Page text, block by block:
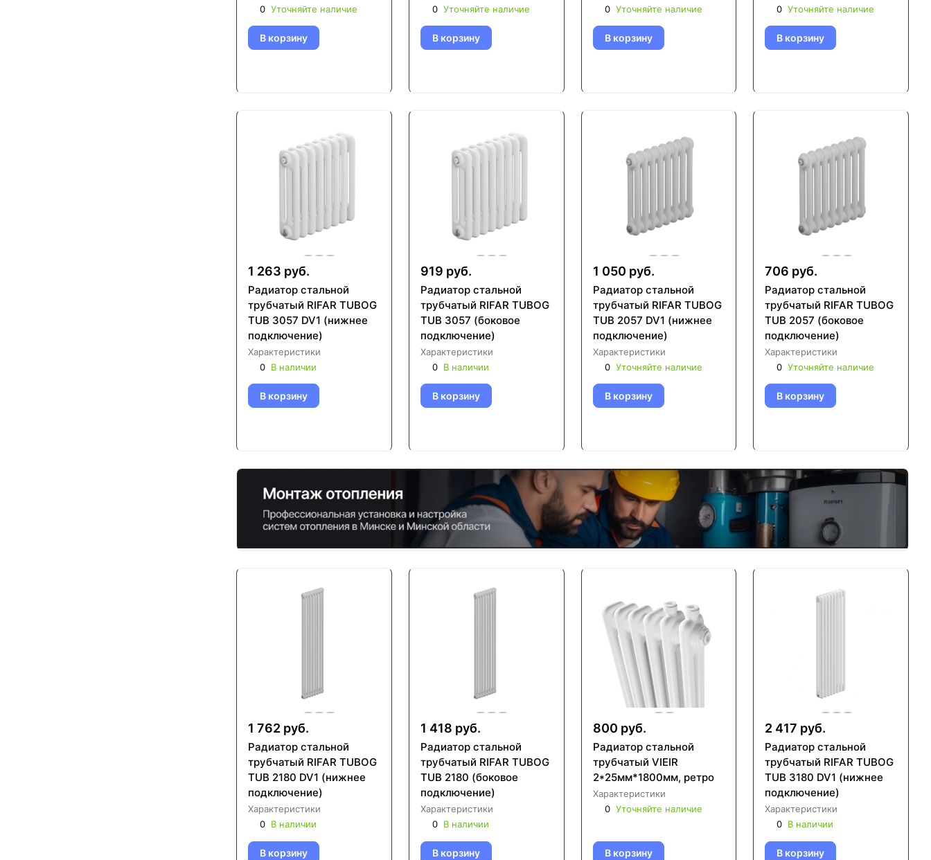
0 Уточняйте наличие
В корзину
0 Уточняйте наличие
В корзину
0 Уточняйте наличие
В корзину
0 Уточняйте наличие
В корзину
1 263 руб.
Радиатор стальной
трубчатый RIFAR TUBOG
TUB 3057 DV1 (нижнее
подключение)
Характеристики
0 В наличии
В корзину
919 руб.
Радиатор стальной
трубчатый RIFAR TUBOG
TUB 3057 (боковое
подключение)
Характеристики
0 В наличии
В корзину
1 050 руб.
Радиатор стальной
трубчатый RIFAR TUBOG
TUB 2057 DV1 (нижнее
подключение)
Характеристики
0 Уточняйте наличие
В корзину
706 руб.
Радиатор стальной
трубчатый RIFAR TUBOG
TUB 2057 (боковое
подключение)
Характеристики
0 Уточняйте наличие
В корзину
1 762 руб.
Радиатор стальной
трубчатый RIFAR TUBOG
TUB 2180 DV1 (нижнее
подключение)
Характеристики
0 В наличии
В корзину
1 418 руб.
Радиатор стальной
трубчатый RIFAR TUBOG
TUB 2180 (боковое
подключение)
Характеристики
0 В наличии
В корзину
800 руб.
Радиатор стальной
трубчатый VIEIR
2*25мм*1800мм, ретро
Характеристики
0 Уточняйте наличие
В корзину
2 417 руб.
Радиатор стальной
трубчатый RIFAR TUBOG
TUB 3180 DV1 (нижнее
подключение)
Характеристики
0 В наличии
В корзину